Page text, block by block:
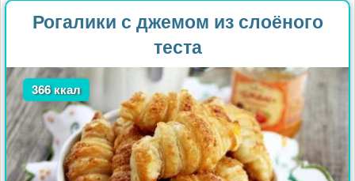
Рогалики с джемом из слоёного
теста
366 ккал